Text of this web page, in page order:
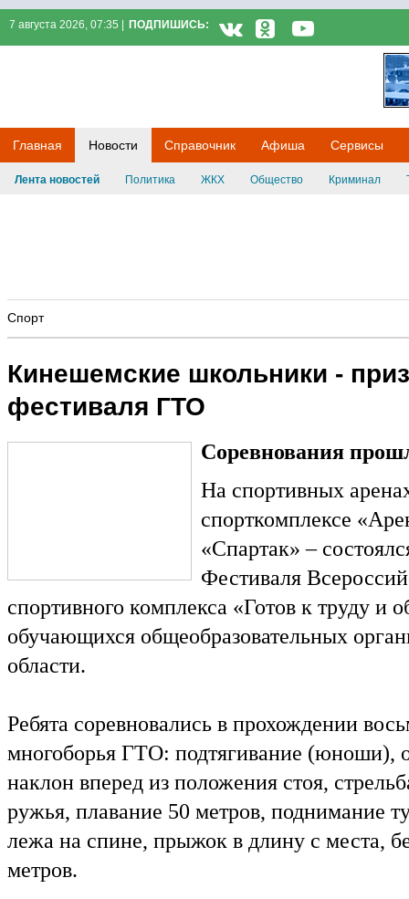
7 августа 2026, 07:35 | ПОДПИШИСЬ:
Главная Новости Справочник Афиша Сервисы
Лента новостей Политика ЖКХ Общество Криминал
Спорт
Кинешемские школьники -
фестиваля ГТО
Соревнования
На спортивных
спорткомплексе
«Спартак» –
Фестиваля
спортивного комплекса «Готов к труду и
обучающихся общеобразовательных
области.
Ребята соревновались в прохождении
многоборья ГТО: подтягивание (юноши),
наклон вперед из положения стоя,
ружья, плавание 50 метров, поднимание
лежа на спине, прыжок в длину с места,
метров.